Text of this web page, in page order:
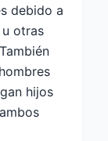
debido a
otras
hijos